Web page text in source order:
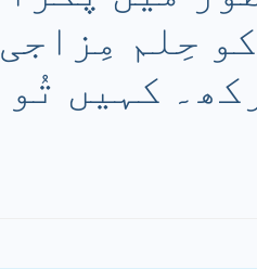
حِلم مِزاجی
کہیں تُو